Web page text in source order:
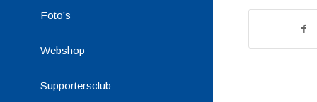
Foto’s
Webshop
Supportersclub